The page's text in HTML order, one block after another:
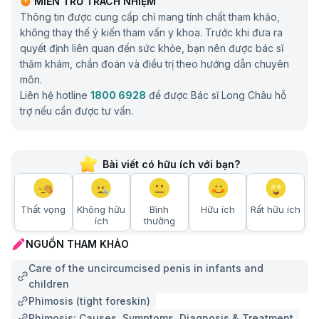
Thông tin được cung cấp chỉ mang tính chất tham khảo,
không thay thế ý kiến tham vấn y khoa. Trước khi đưa ra
quyết định liên quan đến sức khỏe, bạn nên được bác sĩ
thăm khám, chẩn đoán và điều trị theo hướng dẫn chuyên
môn.
Liên hệ hotline 1800 6928 để được Bác sĩ Long Châu hỗ
trợ nếu cần được tư vấn.
Bài viết có hữu ích với bạn?
Thất vọng
Không hữu
ích
Bình
thường
Hữu ích Rất hữu ích
NGUỒN THAM KHẢO
Care of the uncircumcised penis in infants and
children
Phimosis (tight foreskin)